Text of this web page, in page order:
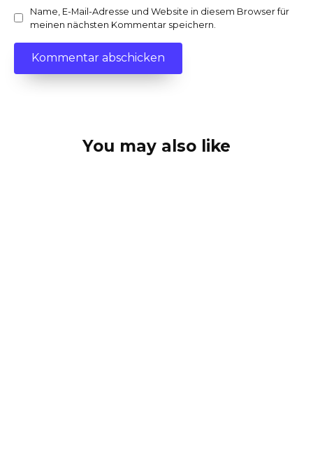
Name, E-Mail-Adresse und Website in diesem Browser für
meinen nächsten Kommentar speichern.
You may also like